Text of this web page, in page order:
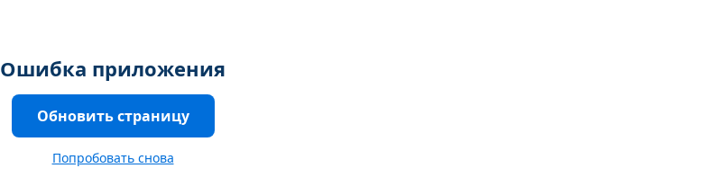
Ошибка приложения
Обновить страницу
Попробовать снова